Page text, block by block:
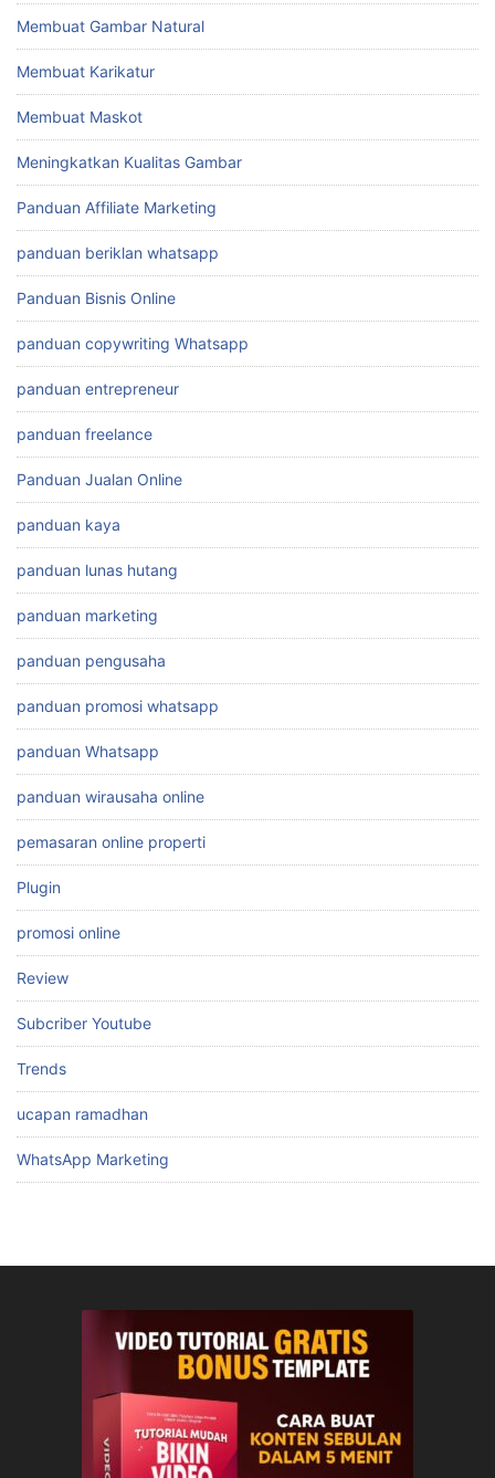
Membuat Gambar Natural
Membuat Karikatur
Membuat Maskot
Meningkatkan Kualitas Gambar
Panduan Affiliate Marketing
panduan beriklan whatsapp
Panduan Bisnis Online
panduan copywriting Whatsapp
panduan entrepreneur
panduan freelance
Panduan Jualan Online
panduan kaya
panduan lunas hutang
panduan marketing
panduan pengusaha
panduan promosi whatsapp
panduan Whatsapp
panduan wirausaha online
pemasaran online properti
Plugin
promosi online
Review
Subcriber Youtube
Trends
ucapan ramadhan
WhatsApp Marketing